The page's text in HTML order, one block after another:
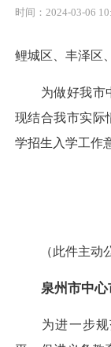
时间：2024-03-06
鲤城区、丰泽区
为做好我市中
现结合我市实际
学招生入学工作
（此件主动公
泉州市中
为进一步规